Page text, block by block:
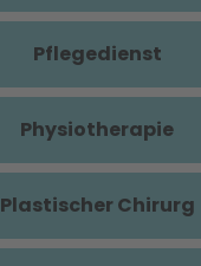
Pflegedienst
Physiotherapie
Plastischer Chirurg